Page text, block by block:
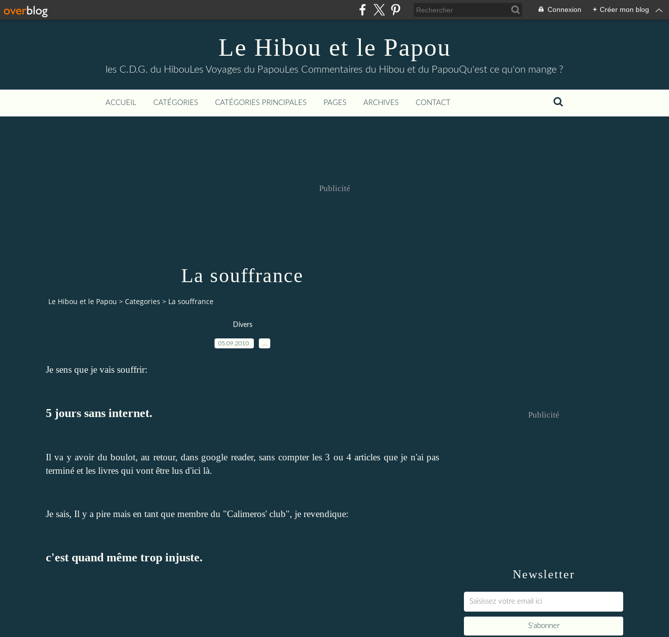
Connexion + Créer mon blog
Le Hibou et le Papou
les C.D.G. du HibouLes Voyages du PapouLes Commentaires du Hibou et du PapouQu'est ce qu'on mange ?
ACCUEIL CATÉGORIES CATÉGORIES PRINCIPALES PAGES ARCHIVES CONTACT
Publicité
La souffrance
Le Hibou et le Papou > Categories > La souffrance
Divers
05.09.2010
Je sens que je vais souffrir:
5 jours sans internet.
Il va y avoir du boulot, au retour, dans google reader, sans compter les 3 ou 4 articles que je n'ai pas
terminé et les livres qui vont être lus d'ici là.
Je sais, Il y a pire mais en tant que membre du "Calimeros' club", je revendique:
c'est quand même trop injuste.
Newsletter
Publicité